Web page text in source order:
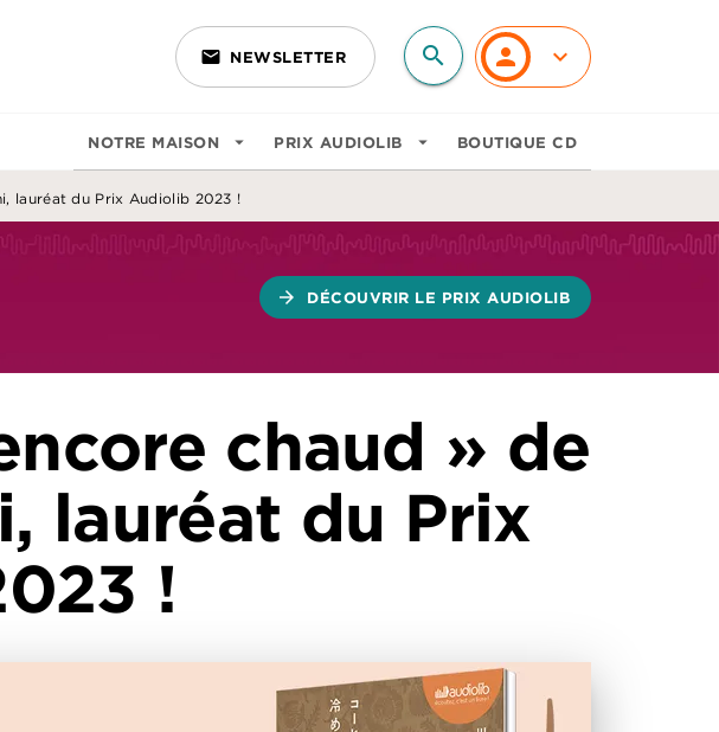
email NEWSLETTER search personn keyboard_arrow_down
NOTRE MAISON arrow_drop_down PRIX AUDIOLIB arrow_drop_down BOUTIQUE CD
lauréat du Prix Audiolib 2023 !
arrow_forward DÉCOUVRIR LE PRIX AUDIOLIB
chaud » de
lauréat du Prix
!